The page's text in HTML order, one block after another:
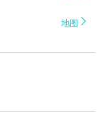
地图 